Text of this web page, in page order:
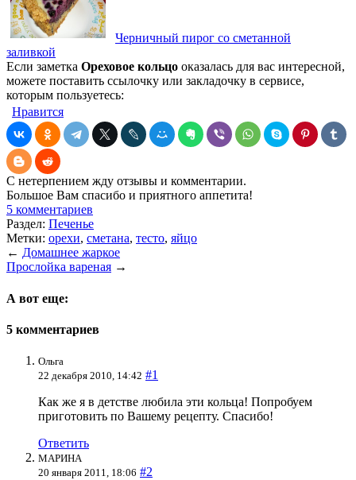
Черничный пирог со сметанной
заливкой
Если заметка Ореховое кольцо оказалась для вас интересной,
можете поставить ссылочку или закладочку в сервисе,
которым пользуетесь:
Нравится
С нетерпением жду отзывы и комментарии.
Большое Вам спасибо и приятного аппетита!
5 комментариев
Раздел: Печенье
Метки: орехи, сметана, тесто, яйцо
← Домашнее жаркое
Прослойка вареная →
А вот еще:
5 комментариев
Ольга
22 декабря 2010, 14:42 #1
Как же я в детстве любила эти кольца! Попробуем
приготовить по Вашему рецепту. Спасибо!
Ответить
МАРИНА
20 января 2011, 18:06 #2